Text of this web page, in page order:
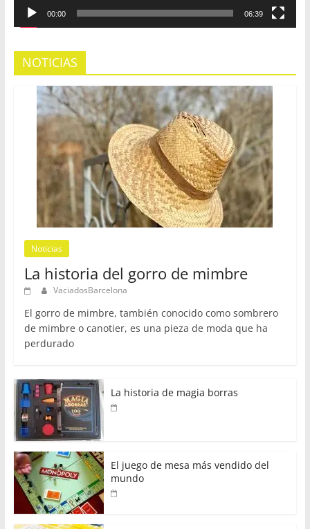
00:00 06:39
NOTICIAS
Noticias
La historia del gorro de mimbre
VaciadosBarcelona
El gorro de mimbre, también conocido como sombrero
de mimbre o canotier, es una pieza de moda que ha
perdurado
La historia de magia borras
El juego de mesa más vendido del
mundo